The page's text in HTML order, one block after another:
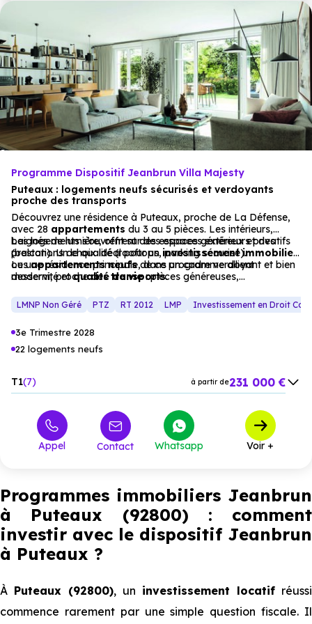
Programme Dispositif Jeanbrun Villa Majesty
Puteaux : logements neufs sécurisés et verdoyants
proche des transports
Découvrez une résidence à Puteaux, proche de La Défense,
avec 28 appartements du 3 au 5 pièces. Les intérieurs,
baignés de lumière, offrent des espaces généreux et des
prestations de qualité (rooftops, parking sécurisé).
Les logements s’ouvrent sur des espaces extérieurs privatifs
(balcon). Un choix idéal pour uninvestissement immobilier
ou une résidence principale, dans un cadre verdoyant et bien
desservi, proche destransports.
Lesappartementsneufsde ce programme allient
modernité etqualité de vie: pièces généreuses,
La localisation, proche destransports, est parfaite pour les
actifs en quête de sérénité et demobilité douce, avec un
LMNP Non Géré PTZ RT 2012 LMP Investissement en Droit
3e Trimestre 2028
22 logements neufs
T1 7 à partir de231 000 €
à partir de 796 700 €
à partir de 1 150 000 €
Appel Contact Whatsapp Voir +
Programmes immobiliers Jeanbrun
à Puteaux (92800) : comment
investir avec le dispositif Jeanbrun
à Puteaux ?
À Puteaux (92800), un investissement locatif réussi
commence rarement par une simple question fiscale. Il